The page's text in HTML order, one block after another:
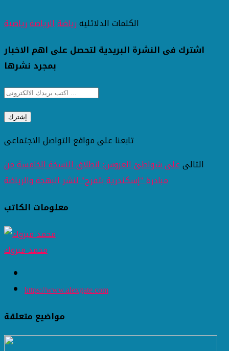
الكلمات الدلائليهرياضةالرياضةرياضية
اشترك فى النشرة البريدية لتحصل على اهم الاخبار
بمجرد نشرها
تابعنا على مواقع التواصل الاجتماعى
التالىعلى شواطئ العروس: انطلاق النسخة الخامسة من
مبادرة "إسكندرية بتفرح" لنشر البهجة والرياضة
معلومات الكاتب
محمد مبروك
https://www.alexgate.com
مواضيع متعلقة